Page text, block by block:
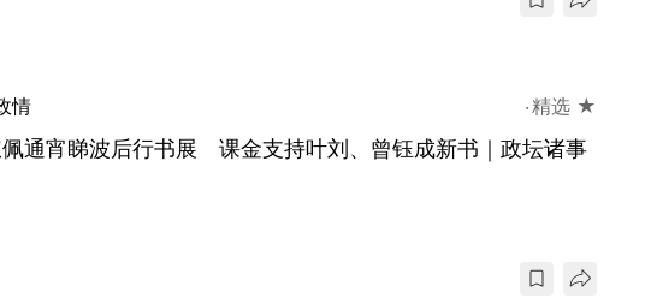
情 精选 ★
通宵睇波后行书展 课金支持叶刘、曾钰成新书｜政坛诸事